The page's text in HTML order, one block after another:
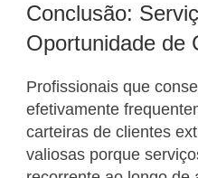
Conclusão:
Oportunidade de
Profissionais que
efetivamente
carteiras de clientes
valiosas porque